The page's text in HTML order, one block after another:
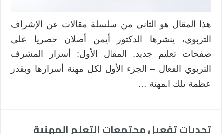
هذا المقال هو الثاني من سلسلة مقالات عن الإشراف
التربوي، ينشرها الدكتور أيمن أصلان حصريا على
صفحات تعليم جديد. المقال الأول: أسرار المشرف
التربوي الفعال – الجزء الأول لكل مهنة أسرارها وبقدر
عظمة تلك المهنة …
تحديات تفعيل مجتمعات التعلم المهنية